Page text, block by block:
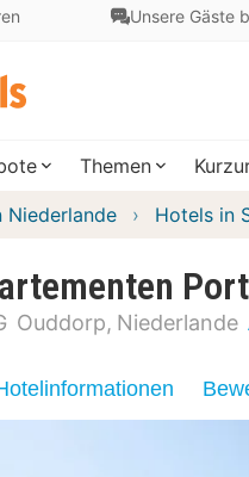
Unsere Gäste
Themen
Niederlande Hotels in
Ouddorp Niederlande